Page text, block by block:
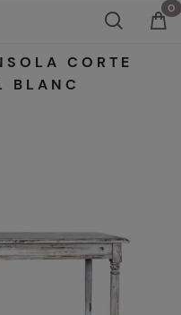
CORTE
BLANC